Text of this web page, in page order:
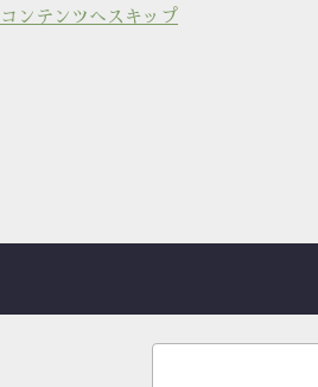
コンテンツへスキップ